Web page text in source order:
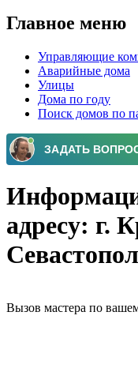
Главное меню
Управляющие
Аварийные дома
Улицы
Дома по году
Поиск домов по
адресу: г.
Вызов мастера по